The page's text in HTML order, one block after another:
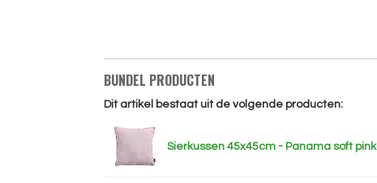
BUNDEL PRODUCTEN
Dit artikel bestaat uit de volgende producten:
Sierkussen 45x45cm - Panama soft pink